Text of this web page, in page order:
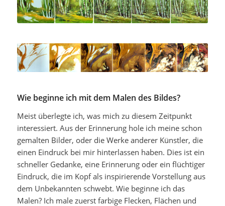
Wie beginne ich mit dem Malen des Bildes?
Meist überlegte ich, was mich zu diesem Zeitpunkt
interessiert. Aus der Erinnerung hole ich meine schon
gemalten Bilder, oder die Werke anderer Künstler, die
einen Eindruck bei mir hinterlassen haben. Dies ist ein
schneller Gedanke, eine Erinnerung oder ein flüchtiger
Eindruck, die im Kopf als inspirierende Vorstellung aus
dem Unbekannten schwebt. Wie beginne ich das
Malen? Ich male zuerst farbige Flecken, Flächen und